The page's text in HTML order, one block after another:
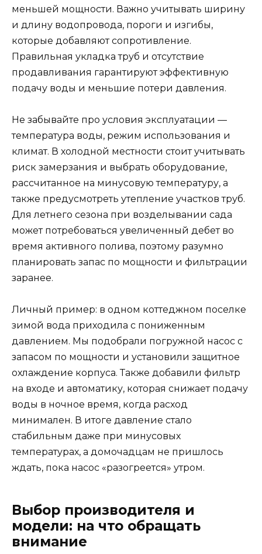
меньшей мощности. Важно учитывать ширину
и длину водопровода, пороги и изгибы,
которые добавляют сопротивление.
Правильная укладка труб и отсутствие
продавливания гарантируют эффективную
подачу воды и меньшие потери давления.
Не забывайте про условия эксплуатации —
температура воды, режим использования и
климат. В холодной местности стоит учитывать
риск замерзания и выбрать оборудование,
рассчитанное на минусовую температуру, а
также предусмотреть утепление участков труб.
Для летнего сезона при возделывании сада
может потребоваться увеличенный дебет во
время активного полива, поэтому разумно
планировать запас по мощности и фильтрации
заранее.
Личный пример: в одном коттеджном поселке
зимой вода приходила с пониженным
давлением. Мы подобрали погружной насос с
запасом по мощности и установили защитное
охлаждение корпуса. Также добавили фильтр
на входе и автоматику, которая снижает подачу
воды в ночное время, когда расход
минимален. В итоге давление стало
стабильным даже при минусовых
температурах, а домочадцам не пришлось
ждать, пока насос «разогреется» утром.
Выбор производителя и
модели: на что обращать
внимание